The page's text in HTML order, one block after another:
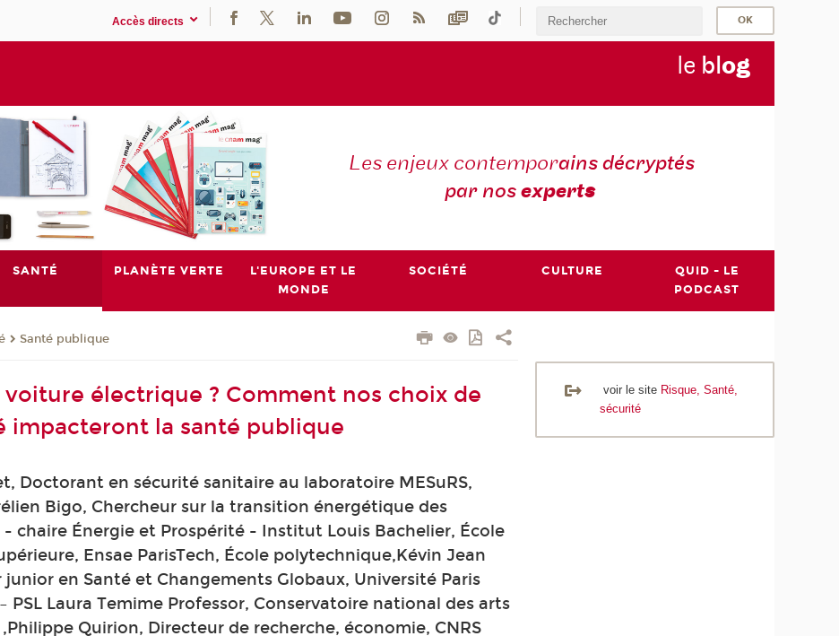
Accès directs
le blog
Les enjeux contemporains décryptés
par nosexperts
SANTÉ PLANÈTE VERTE
L'EUROPE ET LE
MONDE
SOCIÉTÉ CULTURE
QUID - LE
PODCAST
Santé publique
voiture électrique ? Comment nos choix de
impacteront la santé publique
Doctorant en sécurité sanitaire au laboratoire MESuRS,
Bigo, Chercheur sur la transition énergétique des
chaire Énergie et Prospérité - Institut Louis Bachelier, École
Ensae ParisTech, École polytechnique,Kévin Jean
junior en Santé et Changements Globaux, Université Paris
PSL Laura Temime Professor, Conservatoire national des arts
Quirion, Directeur de recherche, économie, CNRS
voir le site Risque, Santé,
sécurité